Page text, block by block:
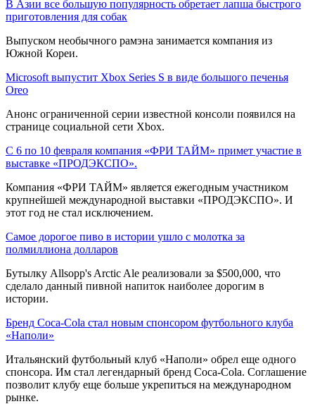
В Азии все большую популярность обретает лапша быстрого
приготовления для собак
Выпуском необычного рамэна занимается компания из
Южной Кореи.
Microsoft выпустит Xbox Series S в виде большого печенья
Oreo
Анонс ограниченной серии известной консоли появился на
странице социальной сети Xbox.
С 6 по 10 февраля компания «ФРИ ТАЙМ» примет участие в
выставке «ПРОДЭКСПО».
Компания «ФРИ ТАЙМ» является ежегодным участником
крупнейшей международной выставки «ПРОДЭКСПО». И
этот год не стал исключением.
Самое дорогое пиво в истории ушло с молотка за
полмиллиона долларов
Бутылку Allsopp's Arctic Ale реализовали за $500,000, что
сделало данный пивной напиток наиболее дорогим в
истории.
Бренд Coca-Cola стал новым спонсором футбольного клуба
«Наполи»
Итальянский футбольный клуб «Наполи» обрел еще одного
спонсора. Им стал легендарный бренд Coca-Cola. Соглашение
позволит клубу еще больше укрепиться на международном
рынке.